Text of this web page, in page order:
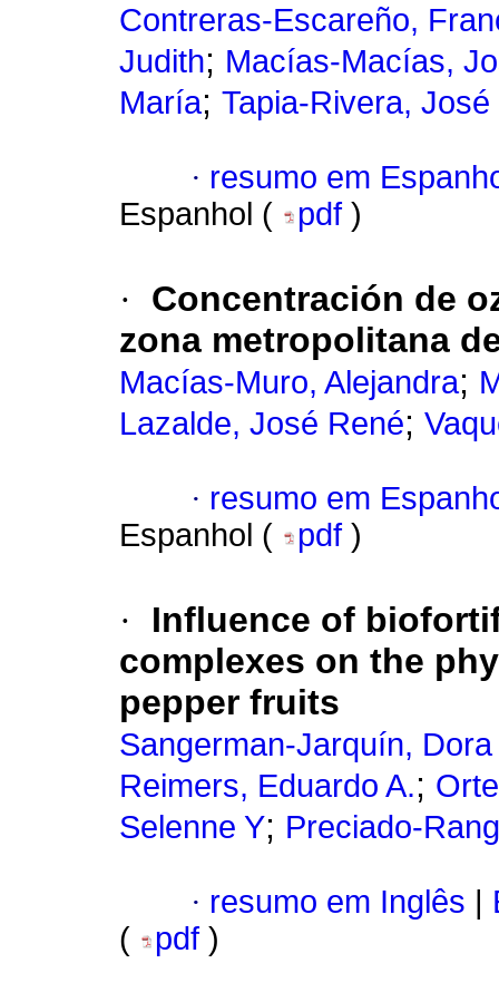
Contreras-Escareño,
Judith; Macías-Macías,
María; Tapia-Rivera,
· resumo em
Espanhol (
pdf )
·
Concentración de
zona metropolitana
Macías-Muro, Alejandra;
Lazalde, José René;
· resumo em
Espanhol (
pdf )
·
Influence of
complexes on the
pepper fruits
Sangerman-Jarquín,
Reimers, Eduardo A.;
Selenne Y; Preciado-
· resumo em Inglês
(
pdf )